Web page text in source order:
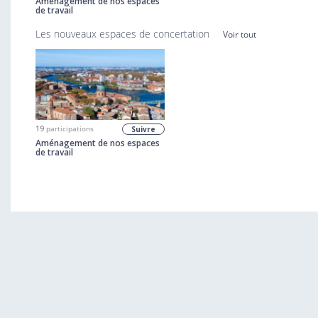
de travail
Les nouveaux espaces de concertation Voir tout
19 participations Suivre
Aménagement de nos espaces
de travail